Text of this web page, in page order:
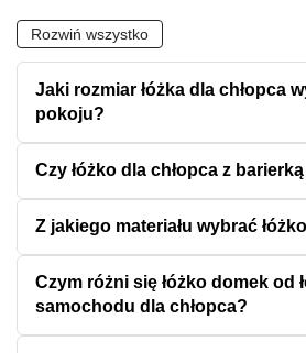
czyta, buduje, zaprasza kolegów albo
pościel. Drewniane łóżko domek Coco
łóżko domek ze schowkiem i barierką
przytulny klimat. Modele SPEED
charakter pokoju.
Jeśli liczy się prostota, sprawdźłóżka
Klasyczne łóżko jednoosobowe
kilka ról, praktyczne będą modele z
podnoszonym stelażem, na przykład
nadrukiem albo CORTEZ.
Rozwiń wszystko
Jaki rozmiar łóżka dla chłopca
pokoju?
Czy łóżko dla chłopca z
Z jakiego materiału wybrać
Czym różni się łóżko domek od
samochodu dla chłopca?